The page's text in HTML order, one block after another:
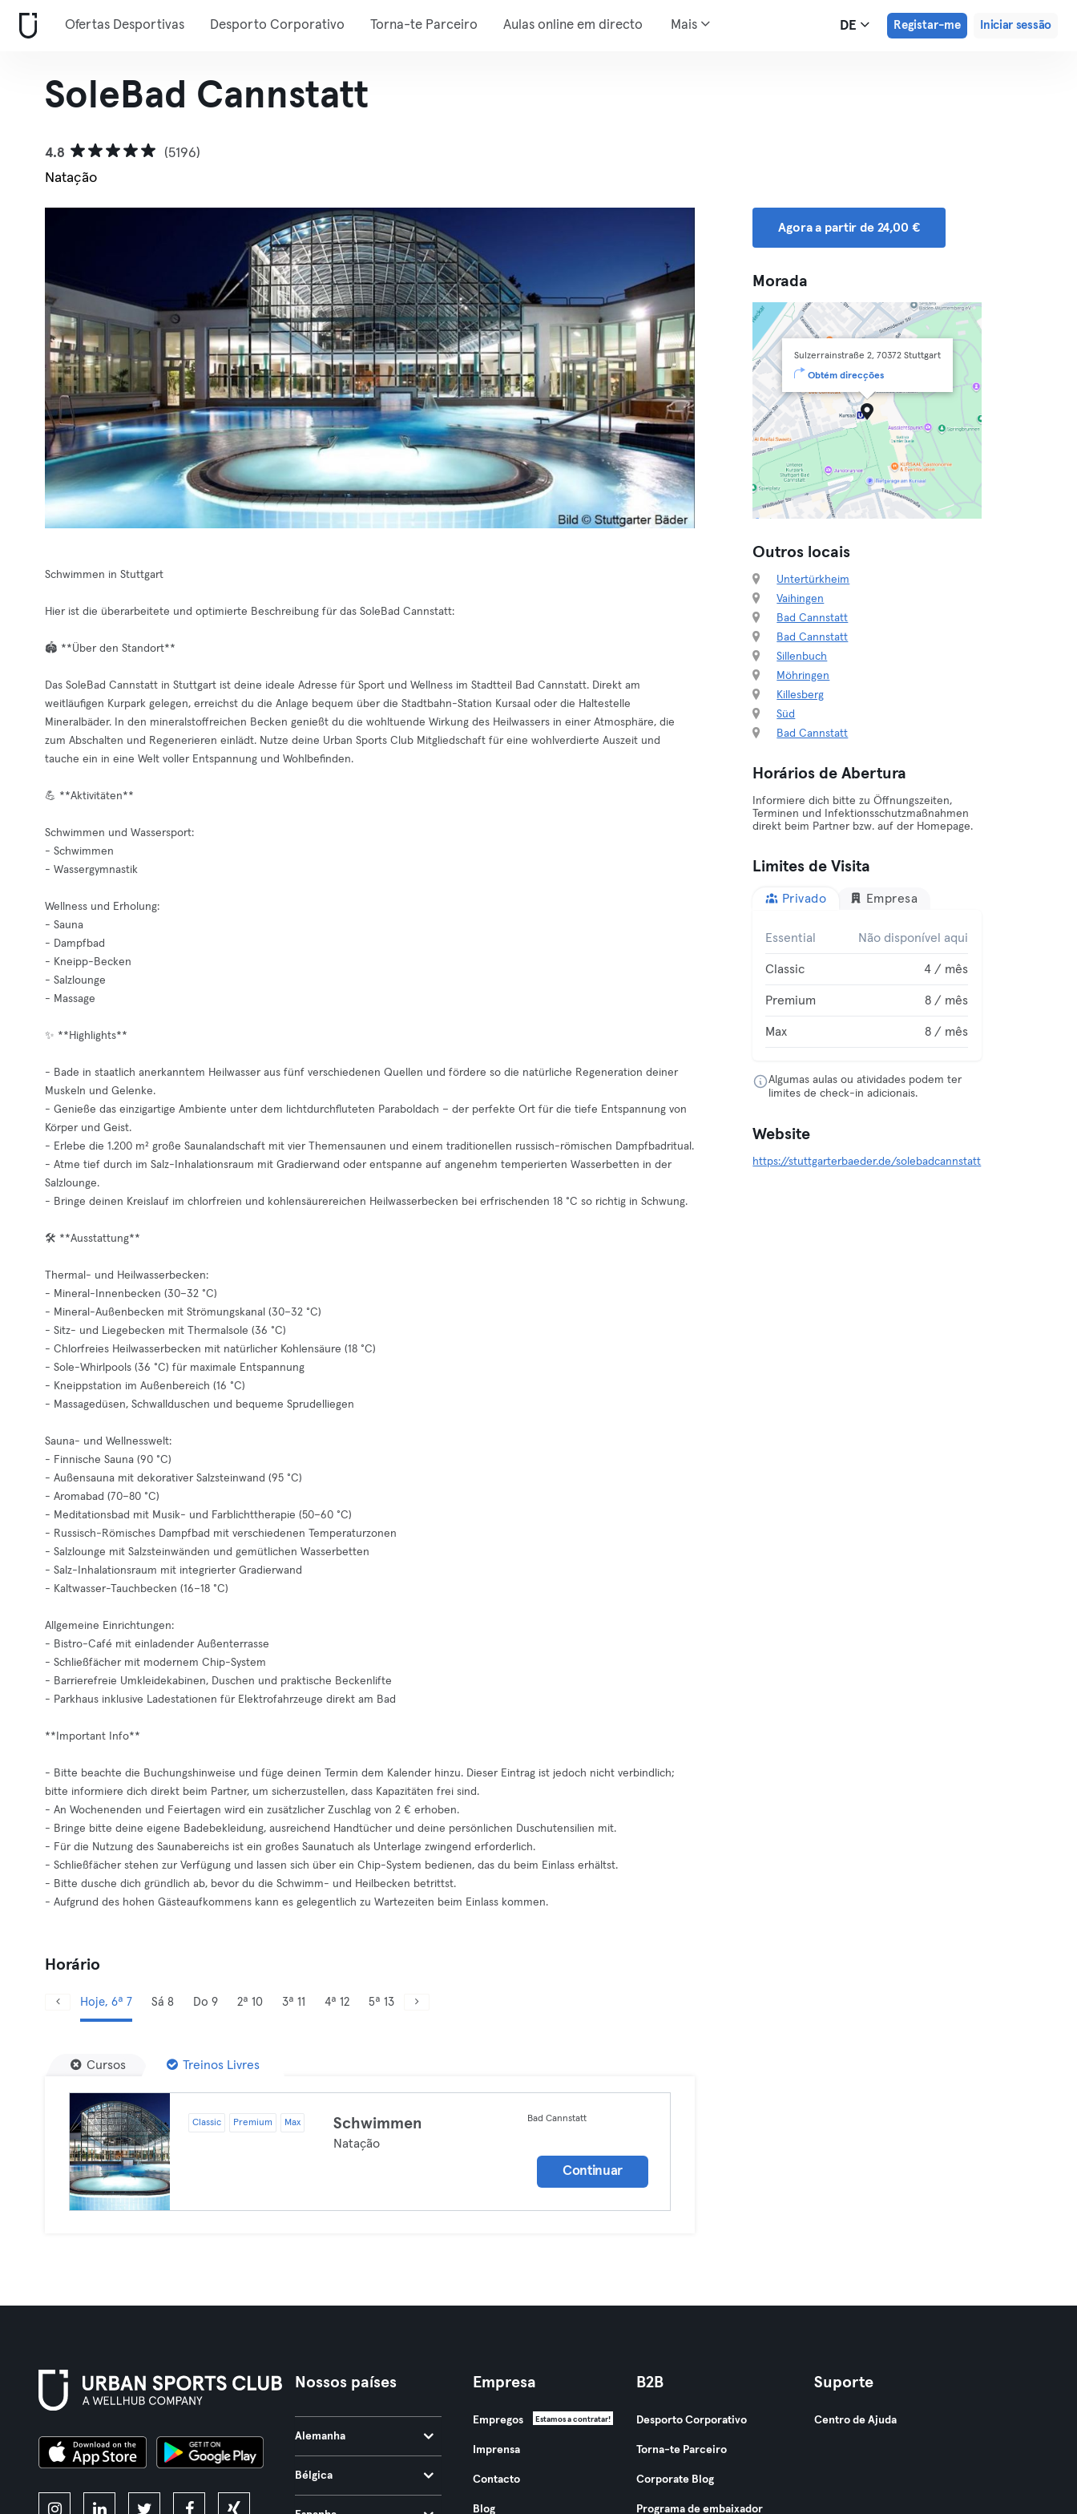
Ofertas Desportivas Desporto Corporativo Torna-te Parceiro Aulas online em directo Mais DE Registar-me Iniciar sessão
SoleBad Cannstatt
4.8
(5196)
Natação
Schwimmen in Stuttgart
Hier ist die überarbeitete und optimierte Beschreibung für das SoleBad Cannstatt:
🏟️ **Über den Standort**
Das SoleBad Cannstatt in Stuttgart ist deine ideale Adresse für Sport und Wellness im Stadtteil Bad Cannstatt. Direkt am
weitläufigen Kurpark gelegen, erreichst du die Anlage bequem über die Stadtbahn-Station Kursaal oder die Haltestelle
Mineralbäder. In den mineralstoffreichen Becken genießt du die wohltuende Wirkung des Heilwassers in einer Atmosphäre, die
zum Abschalten und Regenerieren einlädt. Nutze deine Urban Sports Club Mitgliedschaft für eine wohlverdierte Auszeit und
tauche ein in eine Welt voller Entspannung und Wohlbefinden.
💪 **Aktivitäten**
Schwimmen und Wassersport:
- Schwimmen
- Wassergymnastik
Wellness und Erholung:
- Sauna
- Dampfbad
- Kneipp-Becken
- Salzlounge
- Massage
✨ **Highlights**
- Bade in staatlich anerkanntem Heilwasser aus fünf verschiedenen Quellen und fördere so die natürliche Regeneration deiner
Muskeln und Gelenke.
- Genieße das einzigartige Ambiente unter dem lichtdurchfluteten Paraboldach – der perfekte Ort für die tiefe Entspannung von
Körper und Geist.
- Erlebe die 1.200 m² große Saunalandschaft mit vier Themensaunen und einem traditionellen russisch-römischen Dampfbadritual.
- Atme tief durch im Salz-Inhalationsraum mit Gradierwand oder entspanne auf angenehm temperierten Wasserbetten in der
Salzlounge.
- Bringe deinen Kreislauf im chlorfreien und kohlensäurereichen Heilwasserbecken bei erfrischenden 18 °C so richtig in Schwung.
🛠️ **Ausstattung**
Thermal- und Heilwasserbecken:
- Mineral-Innenbecken (30–32 °C)
- Mineral-Außenbecken mit Strömungskanal (30–32 °C)
- Sitz- und Liegebecken mit Thermalsole (36 °C)
- Chlorfreies Heilwasserbecken mit natürlicher Kohlensäure (18 °C)
- Sole-Whirlpools (36 °C) für maximale Entspannung
- Kneippstation im Außenbereich (16 °C)
- Massagedüsen, Schwallduschen und bequeme Sprudelliegen
Sauna- und Wellnesswelt:
- Finnische Sauna (90 °C)
- Außensauna mit dekorativer Salzsteinwand (95 °C)
- Aromabad (70–80 °C)
- Meditationsbad mit Musik- und Farblichttherapie (50–60 °C)
- Russisch-Römisches Dampfbad mit verschiedenen Temperaturzonen
- Salzlounge mit Salzsteinwänden und gemütlichen Wasserbetten
- Salz-Inhalationsraum mit integrierter Gradierwand
- Kaltwasser-Tauchbecken (16–18 °C)
Allgemeine Einrichtungen:
- Bistro-Café mit einladender Außenterrasse
- Schließfächer mit modernem Chip-System
- Barrierefreie Umkleidekabinen, Duschen und praktische Beckenlifte
- Parkhaus inklusive Ladestationen für Elektrofahrzeuge direkt am Bad
**Important Info**
- Bitte beachte die Buchungshinweise und füge deinen Termin dem Kalender hinzu. Dieser Eintrag ist jedoch nicht verbindlich;
bitte informiere dich direkt beim Partner, um sicherzustellen, dass Kapazitäten frei sind.
- An Wochenenden und Feiertagen wird ein zusätzlicher Zuschlag von 2 € erhoben.
- Bringe bitte deine eigene Badebekleidung, ausreichend Handtücher und deine persönlichen Duschutensilien mit.
- Für die Nutzung des Saunabereichs ist ein großes Saunatuch als Unterlage zwingend erforderlich.
- Schließfächer stehen zur Verfügung und lassen sich über ein Chip-System bedienen, das du beim Einlass erhältst.
- Bitte dusche dich gründlich ab, bevor du die Schwimm- und Heilbecken betrittst.
- Aufgrund des hohen Gästeaufkommens kann es gelegentlich zu Wartezeiten beim Einlass kommen.
Horário
Hoje, 6ª 7 Sá 8 Do 9 2ª 10 3ª 11 4ª 12 5ª 13
Cursos Treinos Livres
Classic Premium Max Schwimmen
Natação
Bad Cannstatt
Continuar
Agora a partir de 24,00 €
Morada
Sulzerrainstraße 2, 70372 Stuttgart
Obtém direcções
Outros locais
Untertürkheim
Vaihingen
Bad Cannstatt
Bad Cannstatt
Sillenbuch
Möhringen
Killesberg
Süd
Bad Cannstatt
Horários de Abertura
Informiere dich bitte zu Öffnungszeiten,
Terminen und Infektionsschutzmaßnahmen
direkt beim Partner bzw. auf der Homepage.
Limites de Visita
Privado Empresa
Essential Não disponível aqui
Classic 4 / mês
Premium 8 / mês
Max 8 / mês
Algumas aulas ou atividades podem ter
limites de check-in adicionais.
Website
https://stuttgarterbaeder.de/solebadcannstatt
Nossos países
Alemanha
Bélgica
Empresa
Empregos Estamos a contratar!
Imprensa
Contacto
Blog
B2B
Desporto Corporativo
Torna-te Parceiro
Corporate Blog
Programa de embaixador
Suporte
Centro de Ajuda